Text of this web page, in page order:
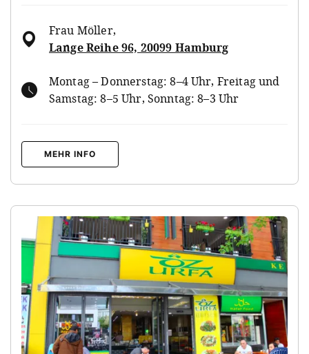
Frau Möller,
Lange Reihe 96, 20099 Hamburg
Montag – Donnerstag: 8–4 Uhr, Freitag und
Samstag: 8–5 Uhr, Sonntag: 8–3 Uhr
MEHR INFO